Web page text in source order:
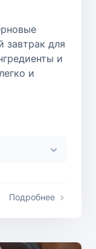
для
и
и
Подробнее